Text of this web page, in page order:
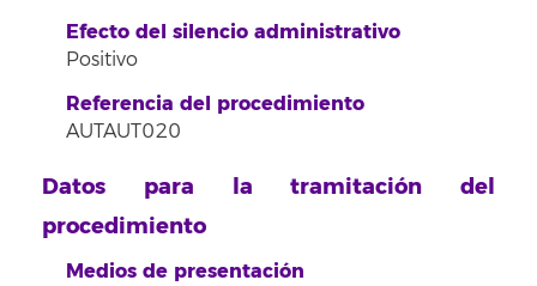
Efecto del silencio administrativo
Positivo
Referencia del procedimiento
AUTAUT020
Datos para la tramitación del
procedimiento
Medios de presentación